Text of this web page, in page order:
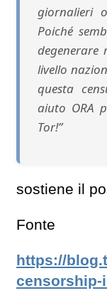
giornalieri
Poiché
livello
questa
aiuto ORA
Tor!”
sostiene il
Fonte
https://
censorship-